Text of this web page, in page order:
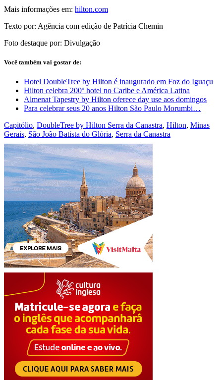
Mais informações em: hilton.com
Texto por: Agência com edição de Patrícia Chemin
Foto destaque por: Divulgação
Você também vai gostar de:
Hotel DoubleTree by Hilton é inaugurado em Foz do Iguaçu
Hilton celebra 200º hotel no Caribe e América Latina
Almenat Tapestry by Hilton oferece day use aos domingos
Para celebrar seus 20 anos Hilton São Paulo Morumbi…
Capitólio, DoubleTree by Hilton Serra da Canastra, Hilton, Minas
Gerais, São João Batista do Glória, Serra da Canastra